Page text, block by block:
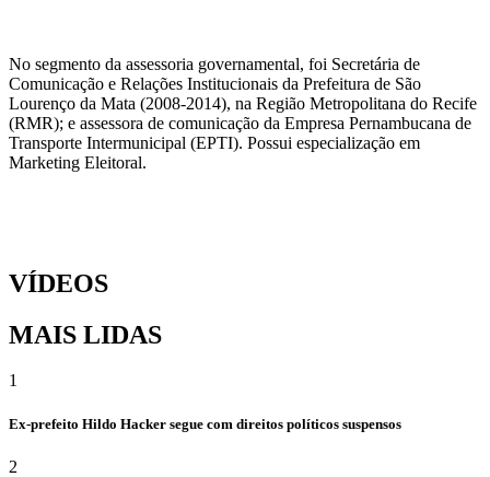
No segmento da assessoria governamental, foi Secretária de
Comunicação e Relações Institucionais da Prefeitura de São
Lourenço da Mata (2008-2014), na Região Metropolitana do Recife
(RMR); e assessora de comunicação da Empresa Pernambucana de
Transporte Intermunicipal (EPTI). Possui especialização em
Marketing Eleitoral.
VÍDEOS
MAIS LIDAS
1
Ex-prefeito Hildo Hacker segue com direitos políticos suspensos
2